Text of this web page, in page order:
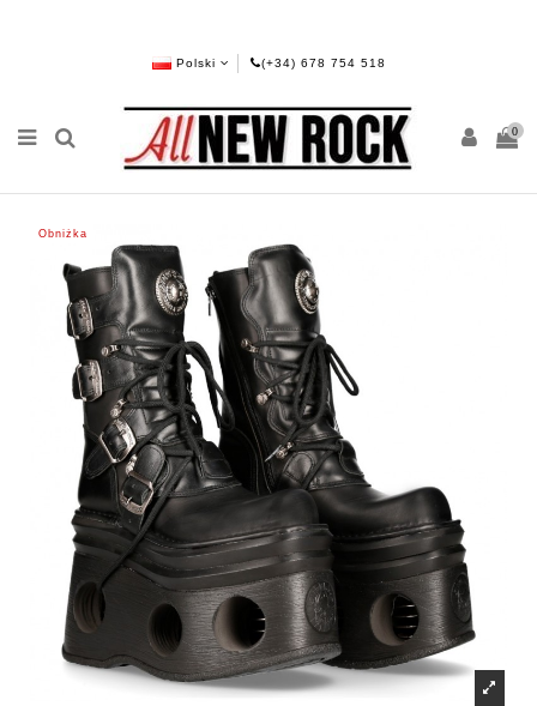
Polski (+34) 678 754 518
0
Obniżka